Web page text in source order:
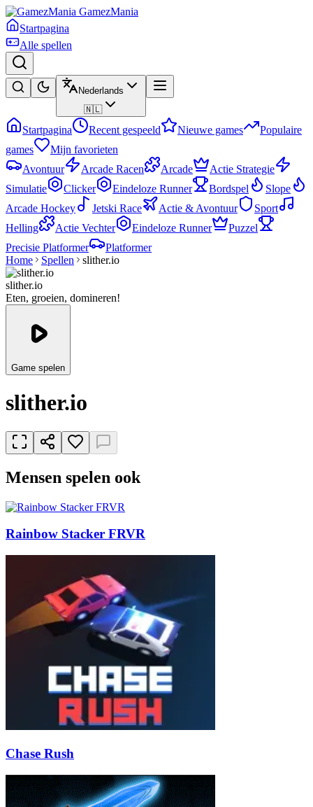
GamezMania
Startpagina
Alle spellen
Nederlands
🇳🇱
Startpagina Recent gespeeld Nieuwe games
Populaire
games
Mijn favorieten
Avontuur
Arcade Racen Arcade
Actie Strategie
Simulatie
Clicker Eindeloze Runner Bordspel
Slope
Arcade Hockey
Jetski Race Actie & Avontuur
Sport
Helling
Actie Vechter Eindeloze Runner
Puzzel
Precisie Platformer
Platformer
Home
Spellen slither.io
slither.io
Eten, groeien, domineren!
Game spelen
slither.io
Mensen spelen ook
Rainbow Stacker FRVR
Chase Rush